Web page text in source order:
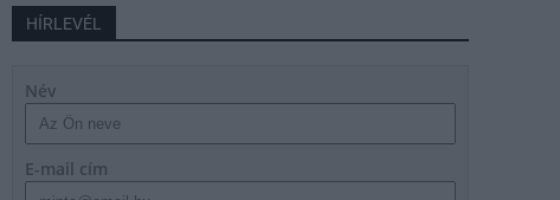
HÍRLEVÉL
Név
E-mail cím